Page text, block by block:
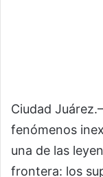
Ciudad
fenómenos
una de las
frontera: los